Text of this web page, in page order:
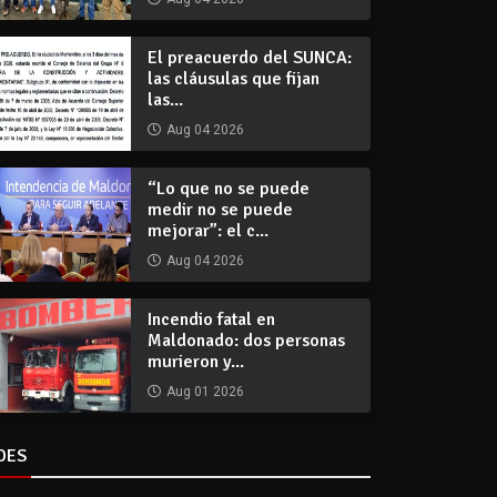
El preacuerdo del SUNCA:
las cláusulas que fijan
las...
Aug 04 2026
“Lo que no se puede
medir no se puede
mejorar”: el c...
Aug 04 2026
Incendio fatal en
Maldonado: dos personas
murieron y...
Aug 01 2026